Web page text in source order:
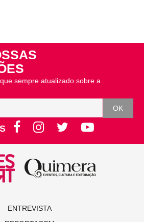
sempre atualizado sobre a
ENTREVISTA